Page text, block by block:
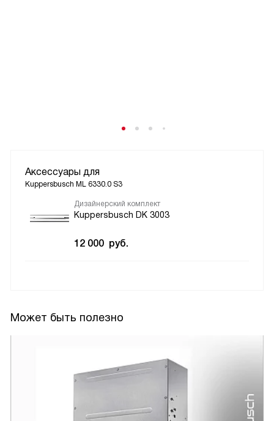
Аксессуары для
Kuppersbusch ML 6330.0 S3
Дизайнерский комплект
Kuppersbusch DK 3003
12 000 руб.
Может быть полезно